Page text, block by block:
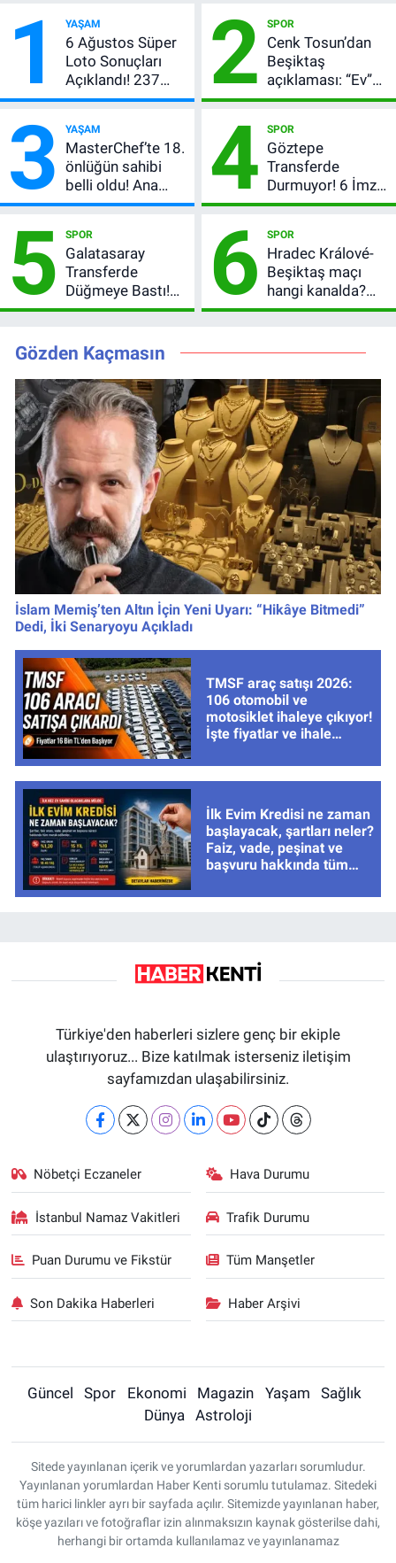
1 YAŞAM
6 Ağustos Süper
Loto Sonuçları
Açıklandı! 237
Milyon TL’lik
2 SPOR
Cenk Tosun’dan
Beşiktaş
açıklaması: “Ev”
dedi, asıl mesajı
verdi
3 YAŞAM
MasterChef’te 18.
önlüğün sahibi
belli oldu! Ana
kadroya giren
oldu?
4 SPOR
Göztepe
Transferde
Durmuyor! 6 İmza
Sonrası Yeni
Oldu
5 SPOR
Galatasaray
Transferde
Düğmeye Bastı!
Leao, Camavinga
Durum
6 SPOR
Hradec Králové-
Beşiktaş maçı
hangi kanalda?
Şifresiz canlı yayın
Gözden Kaçmasın
İslam Memiş’ten Altın İçin Yeni Uyarı: “Hikâye Bitmedi”
Dedi, İki Senaryoyu Açıkladı
TMSF araç satışı 2026:
106 otomobil ve
motosiklet ihaleye çıkıyor!
İşte fiyatlar ve ihale
İlk Evim Kredisi ne zaman
başlayacak, şartları neler?
Faiz, vade, peşinat ve
başvuru hakkında tüm
Türkiye'den haberleri sizlere genç bir ekiple
ulaştırıyoruz... Bize katılmak isterseniz iletişim
sayfamızdan ulaşabilirsiniz.
Nöbetçi Eczaneler Hava Durumu
İstanbul Namaz Vakitleri Trafik Durumu
Puan Durumu ve Fikstür Tüm Manşetler
Son Dakika Haberleri Haber Arşivi
Güncel Spor Ekonomi Magazin Yaşam
Sağlık
Dünya
Astroloji
Sitede yayınlanan içerik ve yorumlardan yazarları sorumludur.
Yayınlanan yorumlardan Haber Kenti sorumlu tutulamaz. Sitedeki
tüm harici linkler ayrı bir sayfada açılır. Sitemizde yayınlanan haber,
köşe yazıları ve fotoğraflar izin alınmaksızın kaynak gösterilse dahi,
herhangi bir ortamda kullanılamaz ve yayınlanamaz